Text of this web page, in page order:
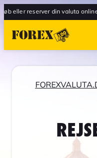
din valuta online